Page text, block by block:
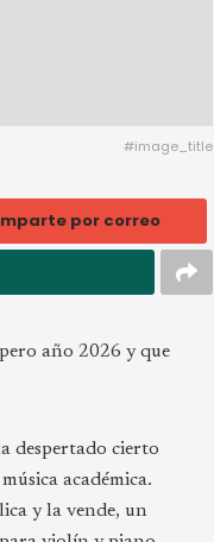
#image_title
por correo
año 2026 y que
despertado cierto
académica.
y la vende, un